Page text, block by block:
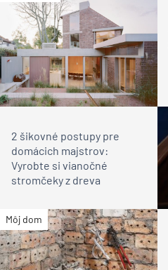
2 šikovné postupy pre
domácich majstrov:
Vyrobte si vianočné
stromčeky z dreva
Môj dom